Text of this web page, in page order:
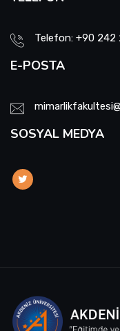
Telefon: +90
E-POSTA
SOSYAL MEDYA